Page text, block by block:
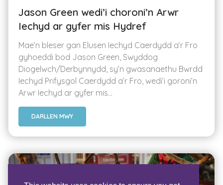
Jason Green wedi’i choroni’n Arwr
Iechyd ar gyfer mis Hydref
Mae’n bleser gan Elusen Iechyd Caerdydd a’r Fro
gyhoeddi bod Jason Green, Swyddog
Diogelwch/Derbynnydd, sy’n gwasanaethu Bwrdd
Iechyd Prifysgol Caerdydd a’r Fro, wedi’i goroni’n
Arwr Iechyd ar gyfer mis...
DARLLEN MWY